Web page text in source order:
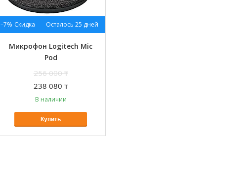
–7% Осталось 25 дней
Микрофон Logitech Mic
Pod
256 000 ₸
238 080 ₸
В наличии
Купить